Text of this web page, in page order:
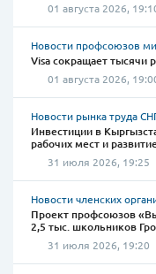
01 августа 2026,
Новости профсоюзов
Visa сокращает тысячи
01 августа 2026,
Новости рынка труда
Инвестиции в
рабочих мест и
31 июля 2026, 19:25
Новости членских
Проект профсоюзов
2,5 тыс. школьников
31 июля 2026, 19:20